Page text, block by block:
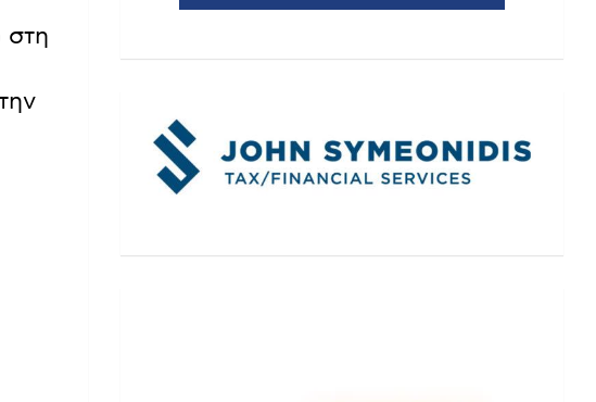
στη